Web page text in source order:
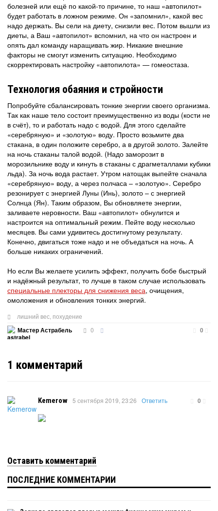
болезней или ещё по какой-то причине, то наш «автопилот»
будет работать в ложном режиме. Он «запомнил», какой вес
надо держать. Вы сели на диету, снизили вес. Потом вышли из
диеты, а Ваш «автопилот» вспомнил, на что он настроен и
опять дал команду наращивать жир. Никакие внешние
факторы не смогут изменить ситуацию. Необходимо
скорректировать настройку «автопилота» — гомеостаза.
Технология обаяния и стройности
Попробуйте сбалансировать тонкие энергии своего организма.
Так как наше тело состоит преимущественно из воды (кости не
в счёт), то и работать надо с водой. Для этого сделайте
«серебряную» и «золотую» воду. Просто возьмите два
стакана, в один положите серебро, а в другой золото. Залейте
на ночь стаканы талой водой. (Надо заморозит в
морозильнике воду и кинуть в стаканы с драгметаллами кубики
льда). За ночь вода растает. Утром натощак выпейте сначала
«серебряную» воду, а через полчаса – «золотую». Серебро
резонирует с энергией Луны (Инь), золото – с энергией
Солнца (Ян). Таким образом, Вы обновляете энергии,
заливаете неровности. Ваш «автопилот» обнулится и
настроится на оптимальный режим. Пейте воду несколько
месяцев. Вы сами удивитесь достигнутому результату.
Конечно, двигаться тоже надо и не объедаться на ночь. А
больше никаких ограничений.
Но если Вы желаете усилить эффект, получить бобе быстрый
и надёжный результат, то лучше в таком случае использовать
специальные плекторы для снижения веса, очищения,
омоложения и обновления тонких энергий.
лишний вес, похудение
Мастер Астрабель
0 0
1 комментарий
Kemerow 5 сентября 2019, 23:26 0
Ответить
Оставить комментарий
ПОСЛЕДНИЕ КОММЕНТАРИИ